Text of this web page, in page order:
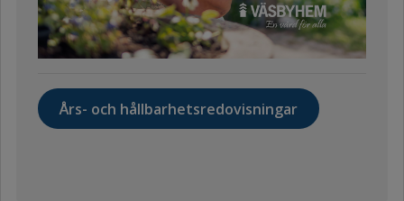
Års- och hållbarhetsredovisningar